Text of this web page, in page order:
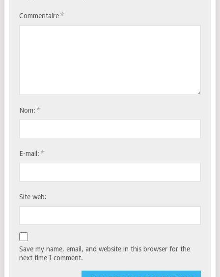
Commentaire*
Nom: *
E-mail: *
Site web:
Save my name, email, and website in this browser for the
next time I comment.